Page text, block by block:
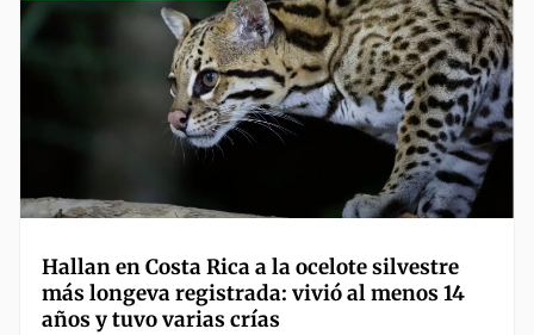
Hallan en Costa Rica a la ocelote silvestre
más longeva registrada: vivió al menos 14
años y tuvo varias crías